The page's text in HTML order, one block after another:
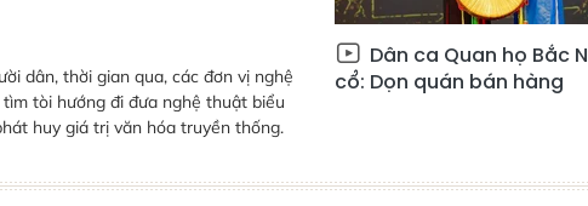
dân, thời gian qua, các đơn vị nghệ
tòi hướng đi đưa nghệ thuật biểu
huy giá trị văn hóa truyền thống.
Dân ca Quan họ Bắc
cổ: Dọn quán bán hàng